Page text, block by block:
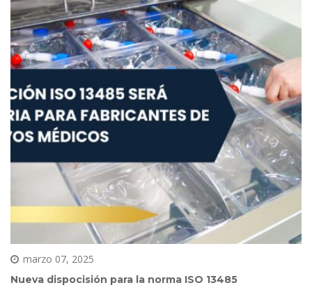
marzo 07, 2025
Nueva dispocisión para la norma ISO 13485